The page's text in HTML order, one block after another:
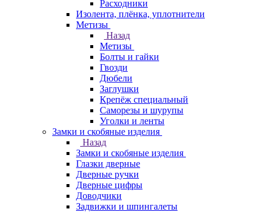
Расходники
Изолента, плёнка, уплотнители
Метизы
Назад
Метизы
Болты и гайки
Гвозди
Дюбели
Заглушки
Крепёж специальный
Саморезы и шурупы
Уголки и ленты
Замки и скобяные изделия
Назад
Замки и скобяные изделия
Глазки дверные
Дверные ручки
Дверные цифры
Доводчики
Задвижки и шпингалеты